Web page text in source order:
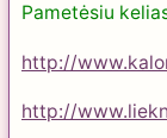
Pametėsiu
http://
http://